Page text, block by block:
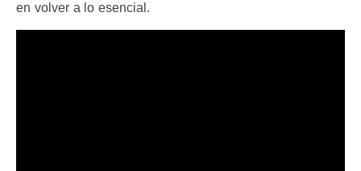
en volver a lo esencial.